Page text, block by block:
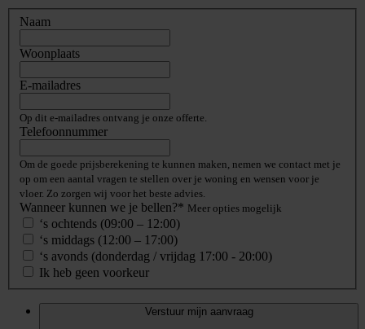
Naam
Woonplaats
E-mailadres
Op dit e-mailadres ontvang je onze offerte.
Telefoonnummer
Om de goede prijsberekening te kunnen maken, nemen we contact met je
op om een aantal vragen te stellen over je woning en wensen voor je
vloer. Zo zorgen wij voor het beste advies.
Wanneer kunnen we je bellen?* Meer opties mogelijk
‘s ochtends (09:00 – 12:00)
‘s middags (12:00 – 17:00)
‘s avonds (donderdag / vrijdag 17:00 - 20:00)
Ik heb geen voorkeur
Verstuur mijn aanvraag